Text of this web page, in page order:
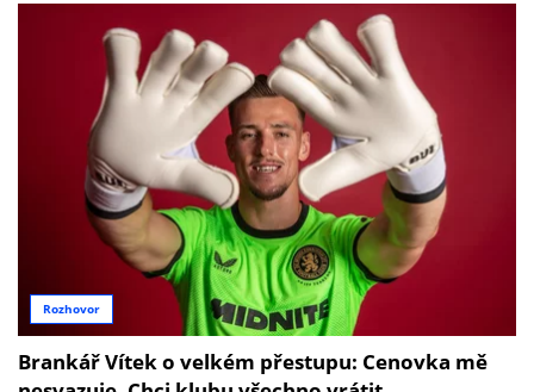
Rozhovor
Brankář Vítek o velkém přestupu: Cenovka mě